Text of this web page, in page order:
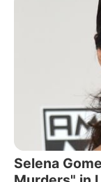
Selena